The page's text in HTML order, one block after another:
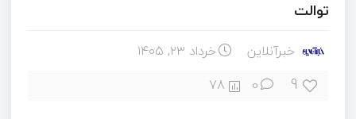
توالت
خبرآنلاین خرداد ۲۳, ۱۴۰۵
9
0
78